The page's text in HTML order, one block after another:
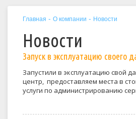
Главная - О компании - Новости
Новости
Запуск в эксплуатацию своего
Запустили в эксплуатацию свой
центр, предоставляем места в
услуги по администрированию